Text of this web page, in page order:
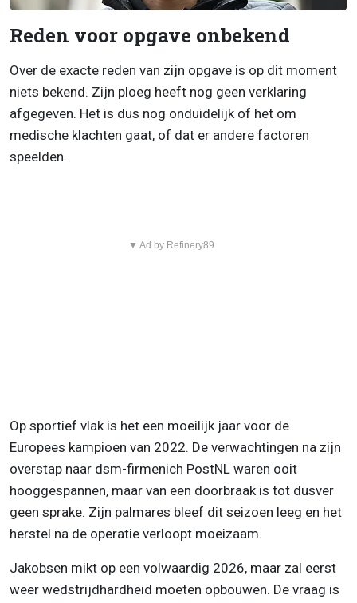
Reden voor opgave onbekend
Over de exacte reden van zijn opgave is op dit moment
niets bekend. Zijn ploeg heeft nog geen verklaring
afgegeven. Het is dus nog onduidelijk of het om
medische klachten gaat, of dat er andere factoren
speelden.
▼ Ad by Refinery89
Op sportief vlak is het een moeilijk jaar voor de
Europees kampioen van 2022. De verwachtingen na zijn
overstap naar dsm-firmenich PostNL waren ooit
hooggespannen, maar van een doorbraak is tot dusver
geen sprake. Zijn palmares bleef dit seizoen leeg en het
herstel na de operatie verloopt moeizaam.
Jakobsen mikt op een volwaardig 2026, maar zal eerst
weer wedstrijdhardheid moeten opbouwen. De vraag is